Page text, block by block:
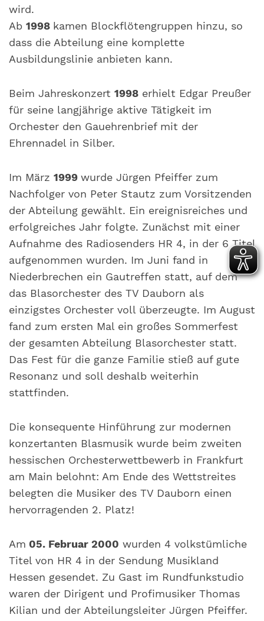
wird.
Ab 1998 kamen Blockflötengruppen hinzu, so
dass die Abteilung eine komplette
Ausbildungslinie anbieten kann.
Beim Jahreskonzert 1998 erhielt Edgar Preußer
für seine langjährige aktive Tätigkeit im
Orchester den Gauehrenbrief mit der
Ehrennadel in Silber.
Im März 1999 wurde Jürgen Pfeiffer zum
Nachfolger von Peter Stautz zum Vorsitzenden
der Abteilung gewählt. Ein ereignisreiches und
erfolgreiches Jahr folgte. Zunächst mit einer
Aufnahme des Radiosenders HR 4, in der 6 Titel
aufgenommen wurden. Im Juni fand in
Niederbrechen ein Gautreffen statt, auf dem
das Blasorchester des TV Dauborn als
einzigstes Orchester voll überzeugte. Im August
fand zum ersten Mal ein großes Sommerfest
der gesamten Abteilung Blasorchester statt.
Das Fest für die ganze Familie stieß auf gute
Resonanz und soll deshalb weiterhin
stattfinden.
Die konsequente Hinführung zur modernen
konzertanten Blasmusik wurde beim zweiten
hessischen Orchesterwettbewerb in Frankfurt
am Main belohnt: Am Ende des Wettstreites
belegten die Musiker des TV Dauborn einen
hervorragenden 2. Platz!
Am 05. Februar 2000 wurden 4 volkstümliche
Titel von HR 4 in der Sendung Musikland
Hessen gesendet. Zu Gast im Rundfunkstudio
waren der Dirigent und Profimusiker Thomas
Kilian und der Abteilungsleiter Jürgen Pfeiffer.